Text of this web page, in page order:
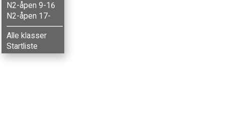
N2-åpen 9-16
N2-åpen 17-
Alle klasser
Startliste